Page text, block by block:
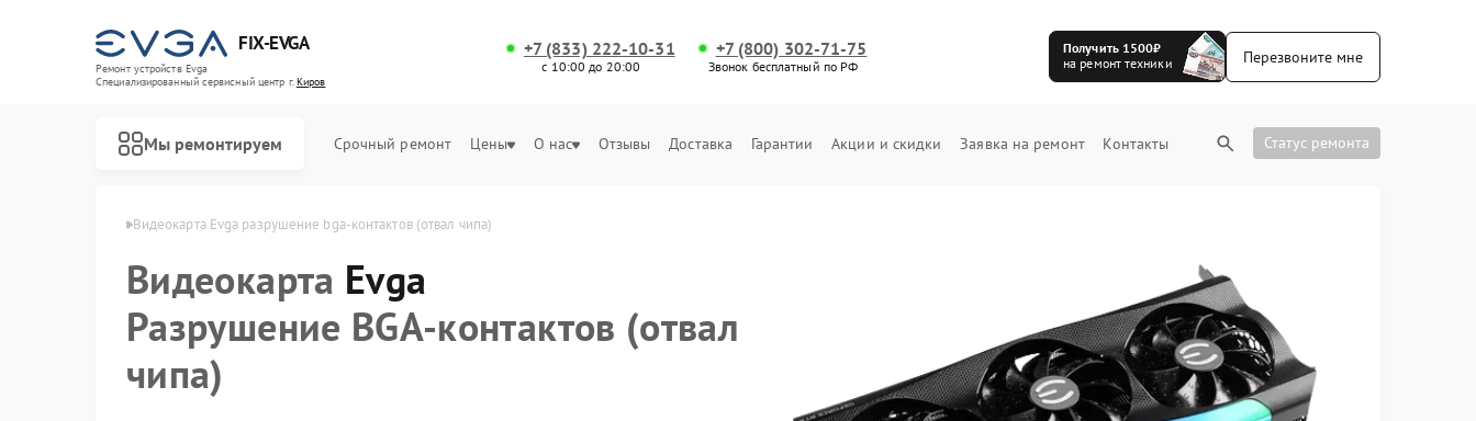
FIX-EVGA
Ремонт устройств Evga
Специализированный cервисный центр г.Киров
+7 (833) 222-10-31
с 10:00 до 20:00
+7 (800) 302-71-75
Звонок бесплатный по РФ
Получить 1500₽
на ремонт техники
Перезвоните мне
Мы ремонтируем Срочный ремонт Цены О нас Отзывы Доставка Гарантии Акции и скидки Заявка на ремонт Контакты Статус ремонта
Видеокарта Evga разрушение bga‑контактов (отвал чипа)
Видеокарта Evga
Разрушение BGA‑контактов (отвал
чипа)